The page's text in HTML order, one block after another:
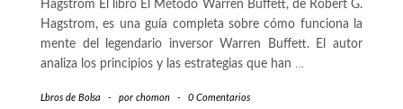
Hagstrom El libro El Método Warren Buffett, de Robert G.
Hagstrom, es una guía completa sobre cómo funciona la
mente del legendario inversor Warren Buffett. El autor
analiza los principios y las estrategias que han …
Lbros de Bolsa - por chomon - 0 Comentarios